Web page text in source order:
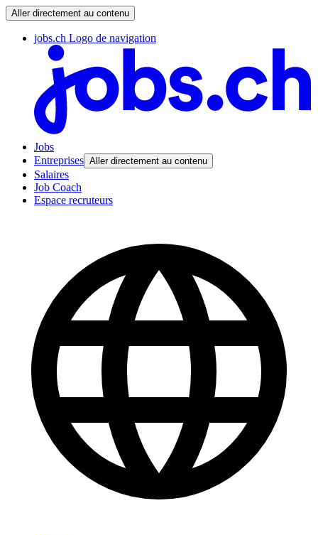
Aller directement au contenu
jobs.ch Logo de navigation
Jobs
Entreprises Aller directement au contenu
Salaires
Job Coach
Espace recruteurs